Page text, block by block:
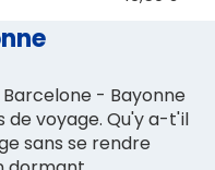
- Bayonne
de voyage. Qu'y a-t'il
sans se rendre